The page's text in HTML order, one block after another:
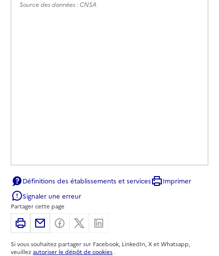
Source des données : CNSA
Définitions des établissements et services
Imprimer
Signaler une erreur
Partager cette page
ImprimerPartager par email
Partager sur Facebook
Partager sur X
Si vous souhaitez partager sur Facebook, LinkedIn, X et Whatsapp,
veuillezautoriser le dépôt de cookies .